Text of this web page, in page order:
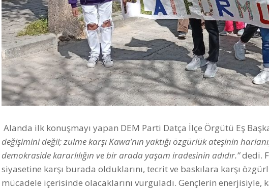
Alanda ilk konuşmayı yapan DEM Parti Datça İlçe Örgütü Eş
değişimini değil; zulme karşı Kawa’nın yaktığı özgürlük ateşinin
demokraside kararlılığın ve bir arada yaşam iradesinin adıdır.”dedi.
siyasetine karşı burada olduklarını, tecrit ve baskılara karşı
mücadele içerisinde olacaklarını vurguladı. Gençlerin enerjisiyle,